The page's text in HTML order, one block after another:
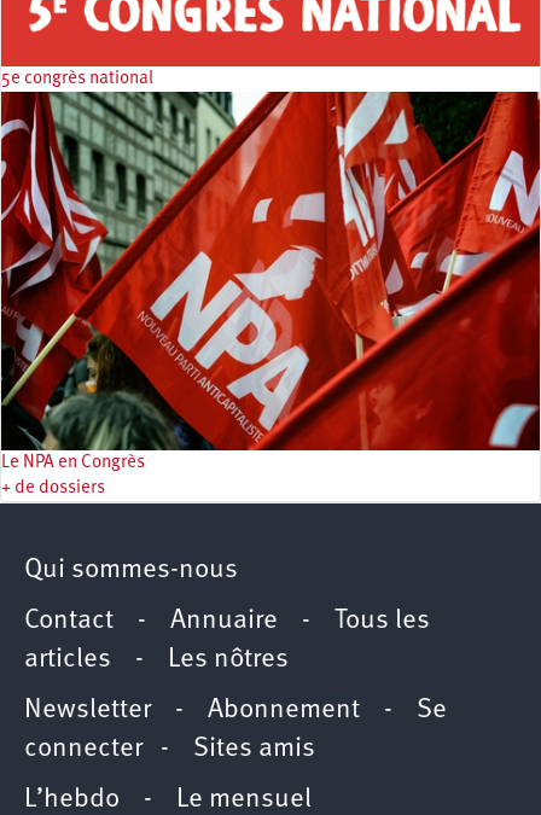
5e congrès national
Le NPA en Congrès
+ de dossiers
Qui sommes-nous
Contact - Annuaire -
Tous les
articles - Les nôtres
Newsletter- Abonnement - Se
connecter- Sites amis
L’hebdo - Le mensuel